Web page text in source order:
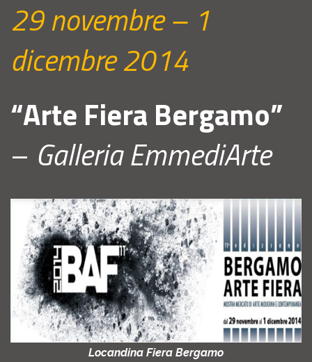
29 novembre – 1
dicembre 2014
“Arte Fiera Bergamo”
– Galleria EmmediArte
Locandina Fiera Bergamo